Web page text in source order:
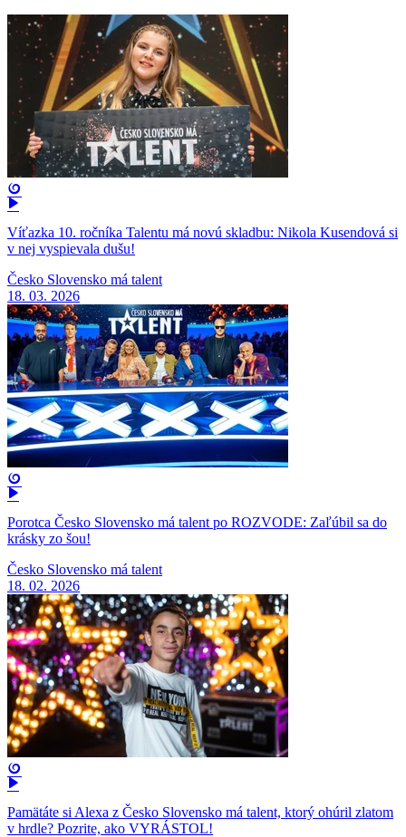
Víťazka 10. ročníka Talentu má novú skladbu: Nikola Kusendová si
v nej vyspievala dušu!
Česko Slovensko má talent
18. 03. 2026
Porotca Česko Slovensko má talent po ROZVODE: Zaľúbil sa do
krásky zo šou!
Česko Slovensko má talent
18. 02. 2026
Pamätáte si Alexa z Česko Slovensko má talent, ktorý ohúril zlatom
v hrdle? Pozrite, ako VYRÁSTOL!